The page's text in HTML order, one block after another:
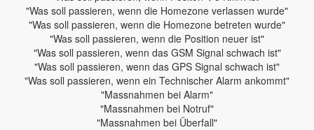
"Was soll passieren, wenn die Homezone verlassen wurde"
"Was soll passieren, wenn die Homezone betreten wurde"
"Was soll passieren, wenn die Position neuer ist"
"Was soll passieren, wenn das GSM Signal schwach ist"
"Was soll passieren, wenn das GPS Signal schwach ist"
"Was soll passieren, wenn ein Technischer Alarm ankommt"
"Massnahmen bei Alarm"
"Massnahmen bei Notruf"
"Massnahmen bei Überfall"